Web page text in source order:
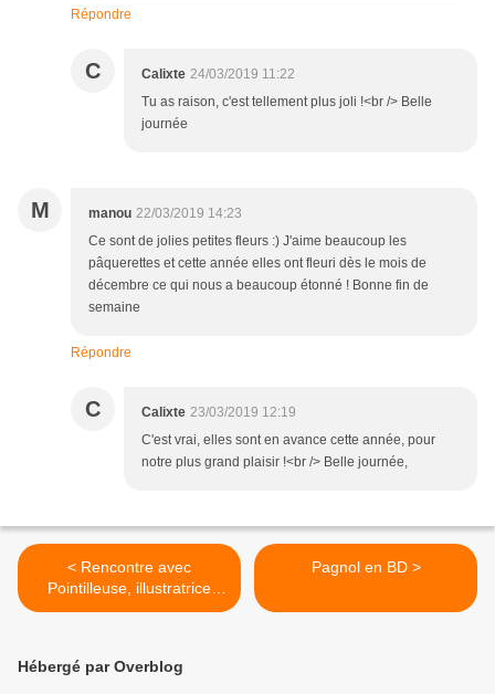
Répondre
C Calixte 24/03/2019 11:22
Tu as raison, c'est tellement plus joli !<br /> Belle
journée
M manou 22/03/2019 14:23
Ce sont de jolies petites fleurs :) J'aime beaucoup les
pâquerettes et cette année elles ont fleuri dès le mois de
décembre ce qui nous a beaucoup étonné ! Bonne fin de
semaine
Répondre
C Calixte 23/03/2019 12:19
C'est vrai, elles sont en avance cette année, pour
notre plus grand plaisir !<br /> Belle journée,
< Rencontre avec
Pointilleuse, illustratrice
jeunesse
Pagnol en BD >
Hébergé par Overblog